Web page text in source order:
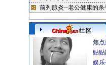
焦点
贴贴
娱